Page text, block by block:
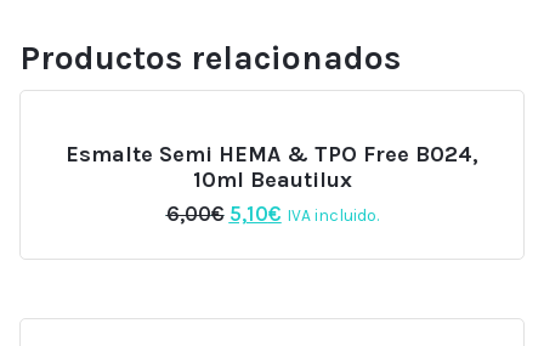
Productos relacionados
Esmalte Semi HEMA & TPO Free B024,
10ml Beautilux
6,00€ El
original
5,10€El
actual
IVA incluido.